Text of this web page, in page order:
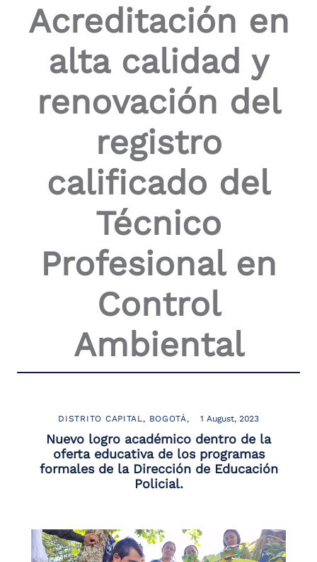
Acreditación en
alta calidad y
renovación del
registro
calificado del
Técnico
Profesional en
Control
Ambiental
DISTRITO CAPITAL BOGOTÁ 1 August, 2023
Nuevo logro académico dentro de la
oferta educativa de los programas
formales de la Dirección de Educación
Policial.